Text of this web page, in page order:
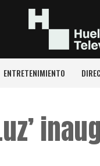
ENTRETENIMIENTO